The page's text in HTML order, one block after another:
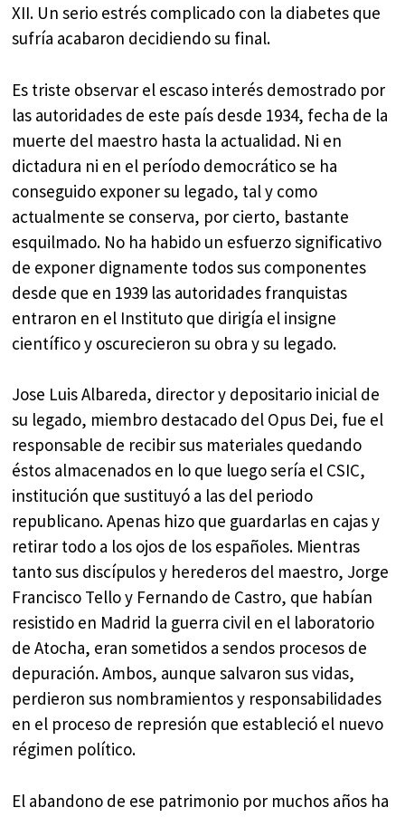
XII. Un serio estrés complicado con la diabetes que
sufría acabaron decidiendo su final.
Es triste observar el escaso interés demostrado por
las autoridades de este país desde 1934, fecha de la
muerte del maestro hasta la actualidad. Ni en
dictadura ni en el período democrático se ha
conseguido exponer su legado, tal y como
actualmente se conserva, por cierto, bastante
esquilmado. No ha habido un esfuerzo significativo
de exponer dignamente todos sus componentes
desde que en 1939 las autoridades franquistas
entraron en el Instituto que dirigía el insigne
científico y oscurecieron su obra y su legado.
Jose Luis Albareda, director y depositario inicial de
su legado, miembro destacado del Opus Dei, fue el
responsable de recibir sus materiales quedando
éstos almacenados en lo que luego sería el CSIC,
institución que sustituyó a las del periodo
republicano. Apenas hizo que guardarlas en cajas y
retirar todo a los ojos de los españoles. Mientras
tanto sus discípulos y herederos del maestro, Jorge
Francisco Tello y Fernando de Castro, que habían
resistido en Madrid la guerra civil en el laboratorio
de Atocha, eran sometidos a sendos procesos de
depuración. Ambos, aunque salvaron sus vidas,
perdieron sus nombramientos y responsabilidades
en el proceso de represión que estableció el nuevo
régimen político.
El abandono de ese patrimonio por muchos años ha